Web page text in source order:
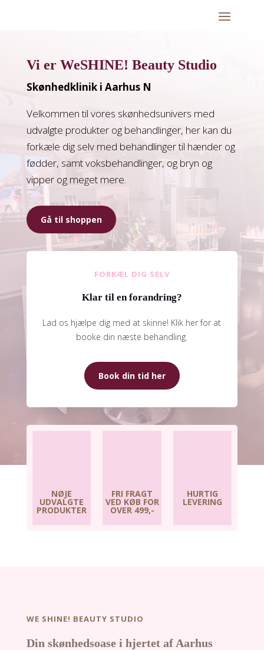
Vi er WeSHINE! Beauty Studio
Skønhedklinik i Aarhus N
Velkommen til vores skønhedsunivers med
udvalgte produkter og behandlinger, her kan du
forkæle dig selv med behandlinger til hænder og
fødder, samt voksbehandlinger, og bryn og
vipper og meget mere.
Gå til shoppen
FORKÆL DIG SELV
Klar til en forandring?
Lad os hjælpe dig med at skinne! Klik her for at
booke din næste behandling.
Book din tid her
NØJE
UDVALGTE
PRODUKTER
FRI FRAGT
VED KØB FOR
OVER 499,-
HURTIG
LEVERING
WE SHINE! BEAUTY STUDIO
Din skønhedsoase i hjertet af Aarhus